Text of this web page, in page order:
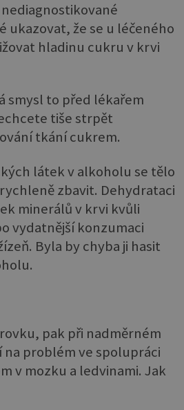
ukazovat, že se u léčeného
hladinu cukru v krvi
smysl to před lékařem
tiše strpět
tkání cukrem.
látek v alkoholu se tělo
zbavit. Dehydrataci
minerálů v krvi kvůli
vydatnější konzumaci
Byla by chyba ji hasit
pak při nadměrném
problém ve spolupráci
v mozku a ledvinami. Jak